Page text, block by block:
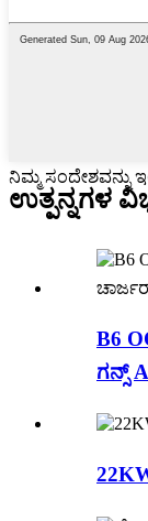
ನಿಮ್ಮ ಸಂದೇಶವನ್ನು
ಉತ್ಪನ್ನಗಳ
B6
ಗನ್ಸ್